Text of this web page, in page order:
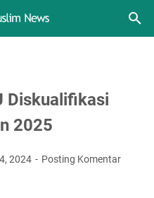
Diskualifikasi
2025
2024 Posting Komentar